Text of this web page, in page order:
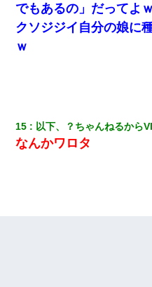
でもあるの」だってよ
クソジジイ自分の娘に
ｗ
15 以下、？ちゃんねるから
なんかワロタ